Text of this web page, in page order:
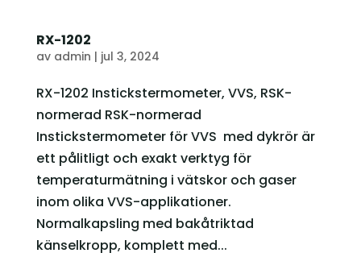
RX-1202
av admin | jul 3, 2024
RX-1202 Instickstermometer, VVS, RSK-
normerad RSK-normerad
Instickstermometer för VVS med dykrör är
ett pålitligt och exakt verktyg för
temperaturmätning i vätskor och gaser
inom olika VVS-applikationer.
Normalkapsling med bakåtriktad
känselkropp, komplett med...